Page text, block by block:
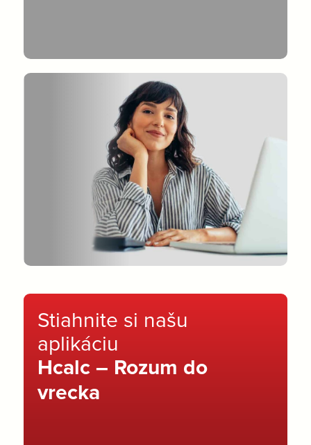
Stiahnite si našu
aplikáciu
Hcalc – Rozum do
vrecka